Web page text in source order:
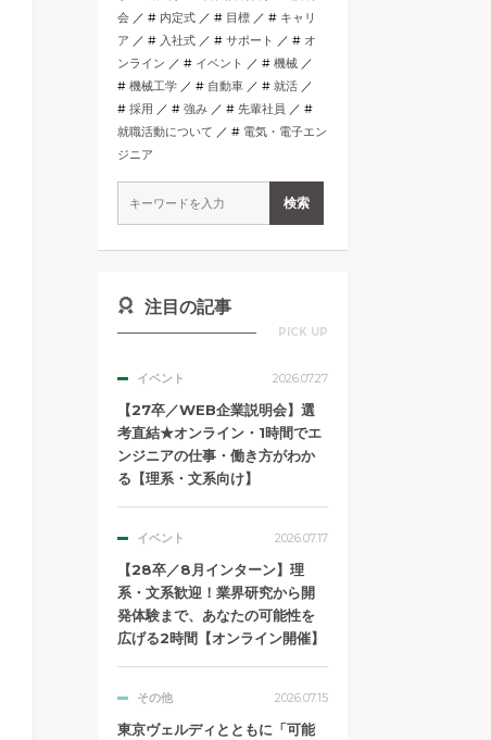
会
内定式 目標
キャリ
ア
入社式 サポート
オ
ンライン
イベント
機械
機械工学
自動車
就活
採用
強み
先輩社員
就職活動について
電気・電子エン
ジニア
注目の記事
PICK UP
イベント 2026.07.27
【27卒／WEB企業説明会】選
考直結★オンライン・1時間でエ
ンジニアの仕事・働き方がわか
る【理系・文系向け】
イベント 2026.07.17
【28卒／8月インターン】理
系・文系歓迎！業界研究から開
発体験まで、あなたの可能性を
広げる2時間【オンライン開催】
その他 2026.07.15
東京ヴェルディとともに「可能